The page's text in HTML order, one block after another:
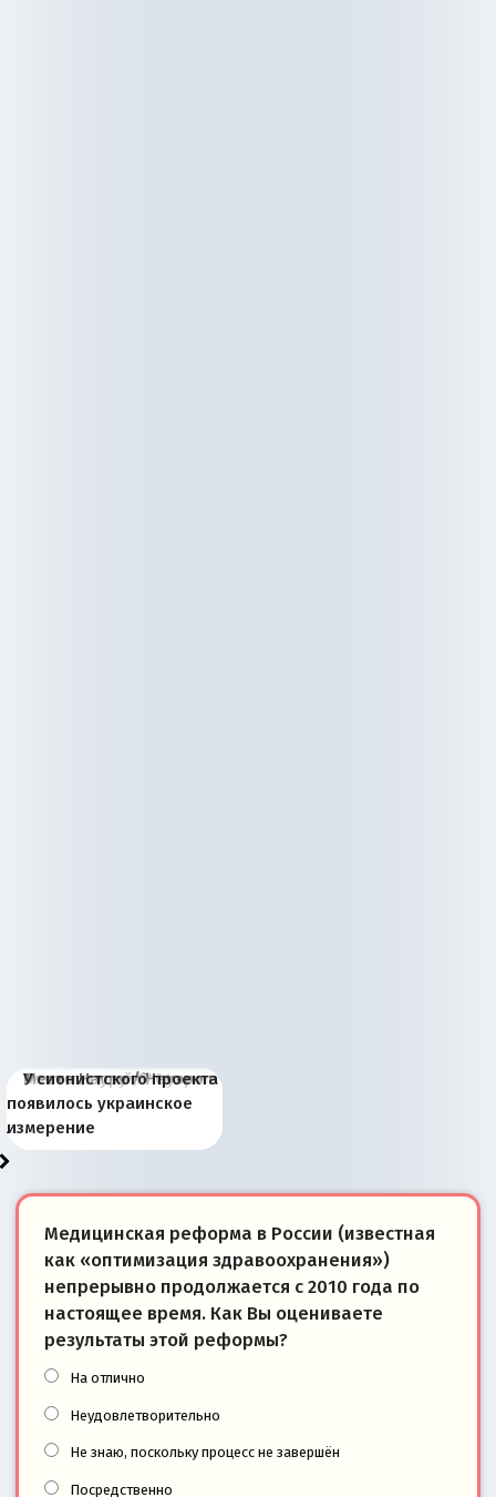
Киевская марионетка
Запада рассказала о
«переобувании» хозяев
В России назрели
перемены: 15 шагов к
суверенной экономике
Миграционный пожар
Европы
Россия начинает
сбрасывать балласт
Анкориджа
Россия зимой 1904
года: первые уступки во
внутренней политике
Русская нация вчера и
сегодня
Почему правый крах в
Варшаве не поможет её
отношениям с Россией?
Место Науру / Науэро в
современной истории
Южной Осетии
У сионистского проекта
появилось украинское
измерение
Медицинская реформа в России (известная
как «оптимизация здравоохранения»)
непрерывно продолжается с 2010 года по
настоящее время. Как Вы оцениваете
результаты этой реформы?
На отлично
Неудовлетворительно
Не знаю, поскольку процесс не завершён
Посредственно